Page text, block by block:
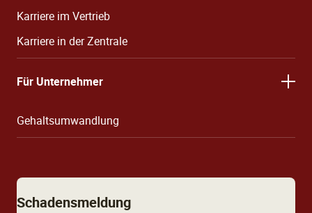
Karriere im Vertrieb
Karriere in der Zentrale
Für Unternehmer
Gehaltsumwandlung
Schadensmeldung